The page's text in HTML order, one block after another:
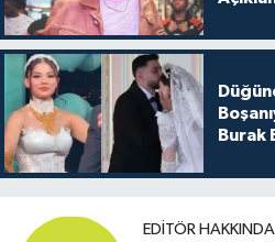
Burak
EDITÖR HAKKINDA